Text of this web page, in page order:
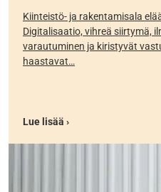
Kiinteistö- ja rakentamisala
Digitalisaatio, vihreä siirtymä,
varautuminen ja kiristyvät
haastavat…
Lue lisää ›